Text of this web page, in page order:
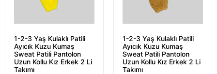
1-2-3 Yaş Kulaklı Patili
Ayıcık Kuzu Kumaş
Sweat Patili Pantolon
Uzun Kollu Kız Erkek 2 Li
Takımı
1-2-3 Yaş Kulaklı Patili
Ayıcık Kuzu Kumaş
Sweat Patili Pantolon
Uzun Kollu Kız Erkek 2 Li
Takımı